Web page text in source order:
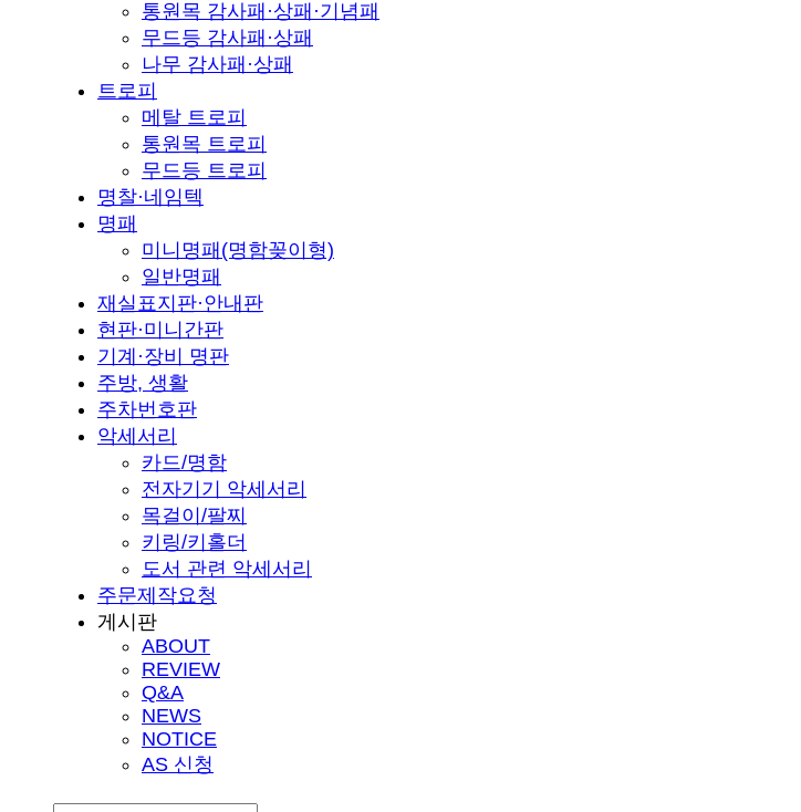
통원목 감사패·상패·기념패
무드등 감사패·상패
나무 감사패·상패
트로피
메탈 트로피
통원목 트로피
무드등 트로피
명찰·네임텍
명패
미니명패(명함꽂이형)
일반명패
재실표지판·안내판
현판·미니간판
기계·장비 명판
주방, 생활
주차번호판
악세서리
카드/명함
전자기기 악세서리
목걸이/팔찌
키링/키홀더
도서 관련 악세서리
주문제작요청
게시판
ABOUT
REVIEW
Q&A
NEWS
NOTICE
AS 신청